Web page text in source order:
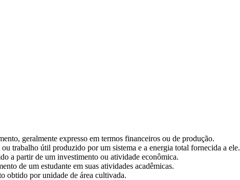
geralmente expresso em termos financeiros ou de produção.
trabalho útil produzido por um sistema e a energia total fornecida a ele.
a partir de um investimento ou atividade econômica.
de um estudante em suas atividades acadêmicas.
obtido por unidade de área cultivada.